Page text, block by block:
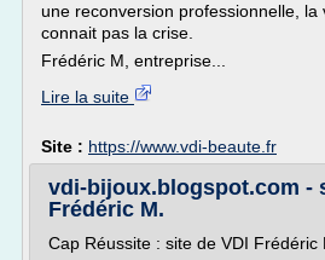
une reconversion professionnelle, la
connait pas la crise.
Frédéric M, entreprise...
Lire la suite
Site : https://www.vdi-beaute.fr
vdi-bijoux.blogspot.com -
Frédéric M.
Cap Réussite : site de VDI Frédéric